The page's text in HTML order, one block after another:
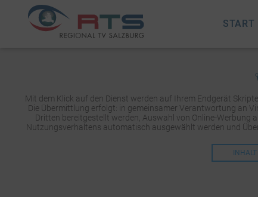
START
Mit dem Klick auf den Dienst werden auf Ihrem Endgerät
Die Übermittlung erfolgt: in gemeinsamer Verantwortung an
Dritten bereitgestellt werden, Auswahl von Online-Werbung
Nutzungsverhaltens automatisch ausgewählt werden und